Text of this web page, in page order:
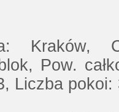
Kraków,
Pow.
Liczba pokoi: